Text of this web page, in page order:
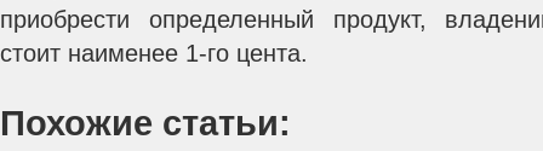
приобрести определенный продукт,
стоит наименее 1-го цента.
Похожие статьи: